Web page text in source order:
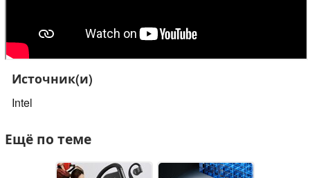
Источник(и)
Intel
Ещё по теме